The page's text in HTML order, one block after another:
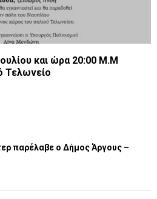
και ώρα 20:00 Μ.Μ
Τελωνείο
παρέλαβε o Δήμος Άργους –